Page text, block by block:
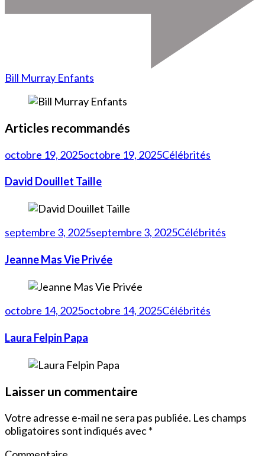
Bill Murray Enfants
Articles recommandés
octobre 19, 2025octobre 19, 2025Célébrités
David Douillet Taille
septembre 3, 2025septembre 3, 2025Célébrités
Jeanne Mas Vie Privée
octobre 14, 2025octobre 14, 2025Célébrités
Laura Felpin Papa
Laisser un commentaire
Votre adresse e-mail ne sera pas publiée. Les champs
obligatoires sont indiqués avec*